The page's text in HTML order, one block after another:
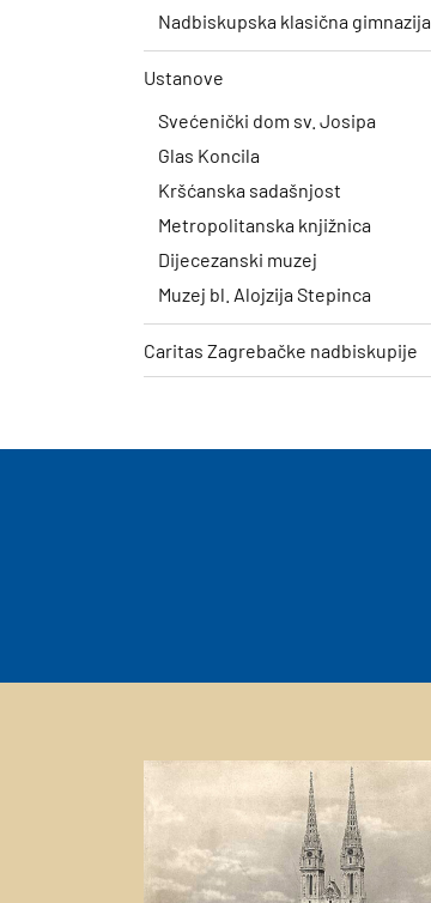
Nadbiskupska klasična gimnazija
Ustanove
Svećenički dom sv. Josipa
Glas Koncila
Kršćanska sadašnjost
Metropolitanska knjižnica
Dijecezanski muzej
Muzej bl. Alojzija Stepinca
Caritas Zagrebačke nadbiskupije